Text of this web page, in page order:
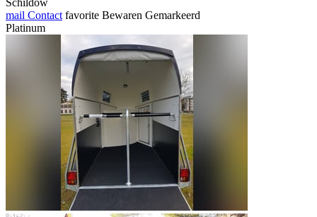
Schildow
mail Contact favorite Bewaren Gemarkeerd
Platinum